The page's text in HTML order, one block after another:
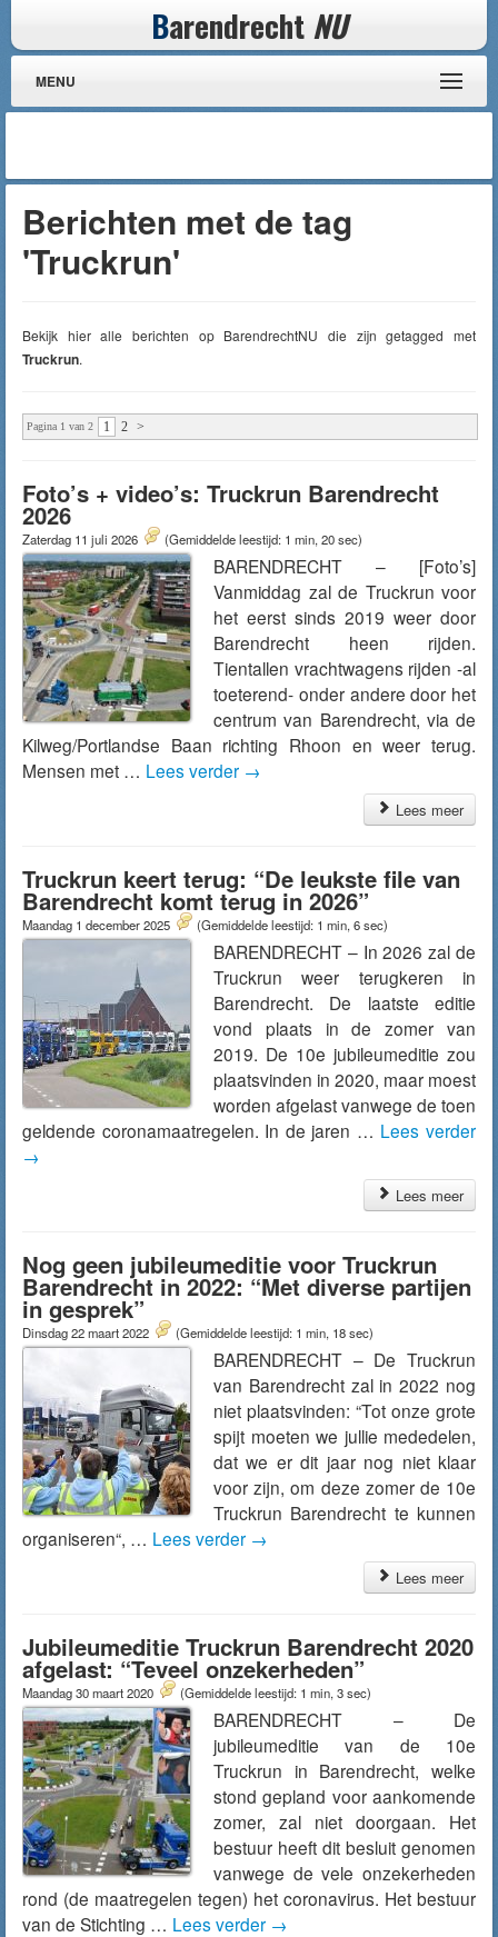
Barendrecht NU
MENU
Berichten met de tag
'Truckrun'
Bekijk hier alle berichten op BarendrechtNU die zijn getagged met
Truckrun.
Pagina 1 van 2 1 2 >
Foto’s + video’s: Truckrun Barendrecht
2026
Zaterdag 11 juli 2026 (Gemiddelde leestijd: 1 min, 20 sec)
BARENDRECHT – [Foto’s]
Vanmiddag zal de Truckrun voor
het eerst sinds 2019 weer door
Barendrecht heen rijden.
Tientallen vrachtwagens rijden -al
toeterend- onder andere door het
centrum van Barendrecht, via de
Kilweg/Portlandse Baan richting Rhoon en weer terug.
Mensen met … Lees verder →
Lees meer
Truckrun keert terug: “De leukste file van
Barendrecht komt terug in 2026”
Maandag 1 december 2025 (Gemiddelde leestijd: 1 min, 6 sec)
BARENDRECHT – In 2026 zal de
Truckrun weer terugkeren in
Barendrecht. De laatste editie
vond plaats in de zomer van
2019. De 10e jubileumeditie zou
plaatsvinden in 2020, maar moest
worden afgelast vanwege de toen
geldende coronamaatregelen. In de jaren … Lees verder
→
Lees meer
Nog geen jubileumeditie voor Truckrun
Barendrecht in 2022: “Met diverse partijen
in gesprek”
Dinsdag 22 maart 2022 (Gemiddelde leestijd: 1 min, 18 sec)
BARENDRECHT – De Truckrun
van Barendrecht zal in 2022 nog
niet plaatsvinden: “Tot onze grote
spijt moeten we jullie mededelen,
dat we er dit jaar nog niet klaar
voor zijn, om deze zomer de 10e
Truckrun Barendrecht te kunnen
organiseren“, … Lees verder →
Lees meer
Jubileumeditie Truckrun Barendrecht 2020
afgelast: “Teveel onzekerheden”
Maandag 30 maart 2020 (Gemiddelde leestijd: 1 min, 3 sec)
BARENDRECHT – De
jubileumeditie van de 10e
Truckrun in Barendrecht, welke
stond gepland voor aankomende
zomer, zal niet doorgaan. Het
bestuur heeft dit besluit genomen
vanwege de vele onzekerheden
rond (de maatregelen tegen) het coronavirus. Het bestuur
van de Stichting … Lees verder →